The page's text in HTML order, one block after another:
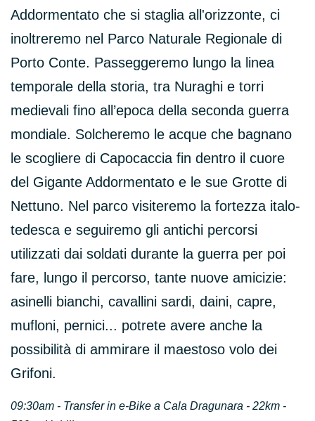
Addormentato che si staglia all'orizzonte, ci
inoltreremo nel Parco Naturale Regionale di
Porto Conte. Passeggeremo lungo la linea
temporale della storia, tra Nuraghi e torri
medievali fino all’epoca della seconda guerra
mondiale. Solcheremo le acque che bagnano
le scogliere di Capocaccia fin dentro il cuore
del Gigante Addormentato e le sue Grotte di
Nettuno. Nel parco visiteremo la fortezza italo-
tedesca e seguiremo gli antichi percorsi
utilizzati dai soldati durante la guerra per poi
fare, lungo il percorso, tante nuove amicizie:
asinelli bianchi, cavallini sardi, daini, capre,
mufloni, pernici... potrete avere anche la
possibilità di ammirare il maestoso volo dei
Grifoni.
09:30am - Transfer in e-Bike a Cala Dragunara - 22km -